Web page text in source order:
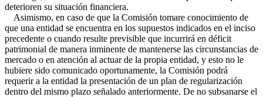
deterioren su situación financiera.
Asimismo, en caso de que la Comisión tomare conocimiento de
que una entidad se encuentra en los supuestos indicados en el inciso
precedente o cuando resulte previsible que incurrirá en déficit
patrimonial de manera inminente de mantenerse las circunstancias de
mercado o en atención al actuar de la propia entidad, y esto no le
hubiere sido comunicado oportunamente, la Comisión podrá
requerir a la entidad la presentación de un plan de regularización
dentro del mismo plazo señalado anteriormente. De no subsanarse el